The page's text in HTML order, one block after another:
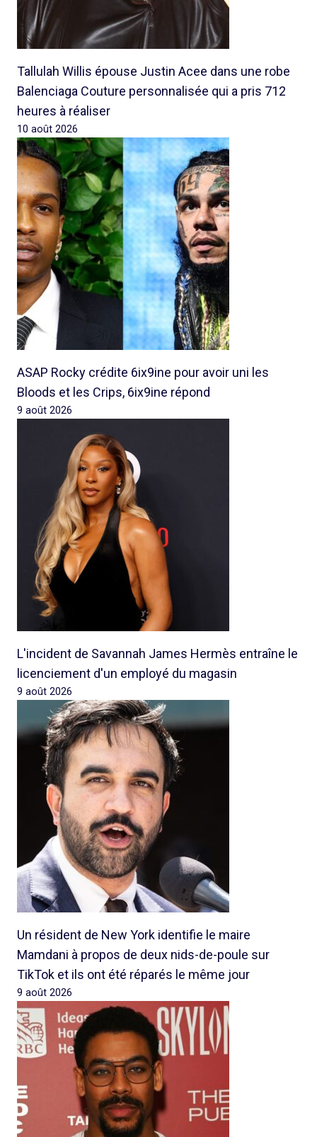
Tallulah Willis épouse Justin Acee dans une robe
Balenciaga Couture personnalisée qui a pris 712
heures à réaliser
10 août 2026
ASAP Rocky crédite 6ix9ine pour avoir uni les
Bloods et les Crips, 6ix9ine répond
9 août 2026
L'incident de Savannah James Hermès entraîne le
licenciement d'un employé du magasin
9 août 2026
Un résident de New York identifie le maire
Mamdani à propos de deux nids-de-poule sur
TikTok et ils ont été réparés le même jour
9 août 2026